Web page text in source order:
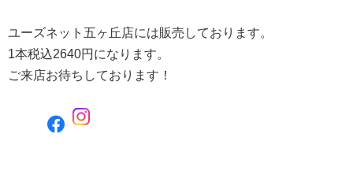
ユーズネット五ヶ丘店には販売しております。
1本税込2640円になります。
ご来店お待ちしております！
F